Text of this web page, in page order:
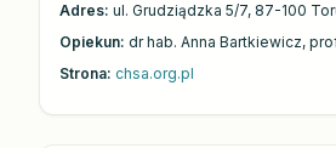
Adres: ul. Grudziądzka 5/7, 87-100
Opiekun: dr hab. Anna Bartkiewicz,
Strona: chsa.org.pl